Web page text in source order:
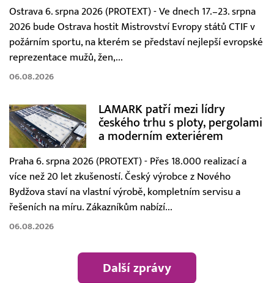
Ostrava 6. srpna 2026 (PROTEXT) - Ve dnech 17.–23. srpna
2026 bude Ostrava hostit Mistrovství Evropy států CTIF v
požárním sportu, na kterém se představí nejlepší evropské
reprezentace mužů, žen,...
06.08.2026
LAMARK patří mezi lídry
českého trhu s ploty, pergolami
a moderním exteriérem
Praha 6. srpna 2026 (PROTEXT) - Přes 18.000 realizací a
více než 20 let zkušeností. Český výrobce z Nového
Bydžova staví na vlastní výrobě, kompletním servisu a
řešeních na míru. Zákazníkům nabízí...
06.08.2026
Další zprávy